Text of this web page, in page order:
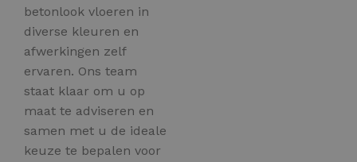
betonlook vloeren in
diverse kleuren en
afwerkingen zelf
ervaren. Ons team
staat klaar om u op
maat te adviseren en
samen met u de ideale
keuze te bepalen voor